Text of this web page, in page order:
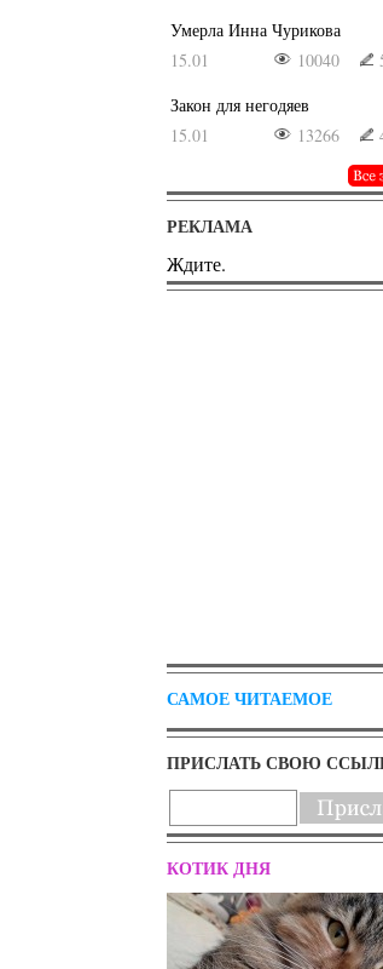
Умерла Инна Чурикова
15.01
10040
Закон для негодяев
15.01
13266
РЕКЛАМА
Ждите.
САМОЕ ЧИТАЕМОЕ
ПРИСЛАТЬ СВОЮ
КОТИК ДНЯ